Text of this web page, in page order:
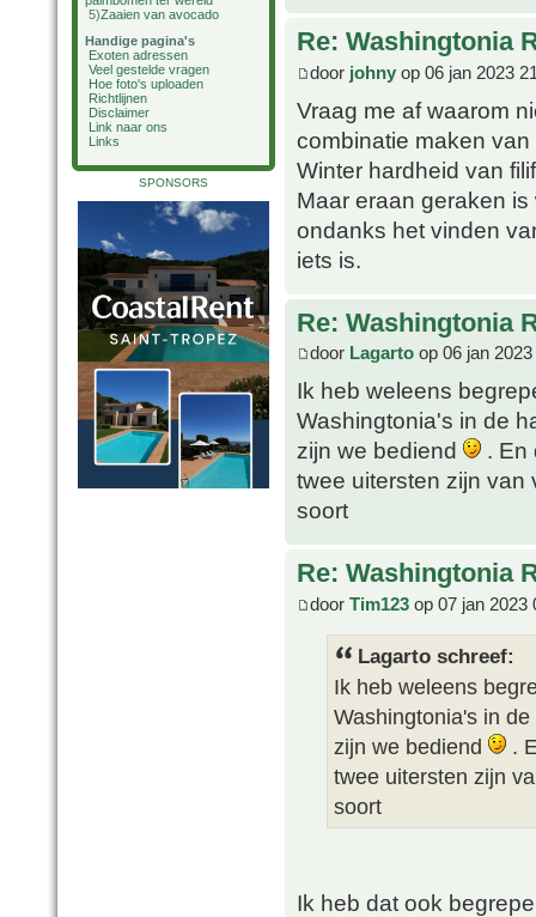
5)Zaaien van avocado
Handige pagina's
Exoten adressen
Veel gestelde vragen
Hoe foto's uploaden
Richtlijnen
Disclaimer
Link naar ons
Links
SPONSORS
Re: Washingtonia
door johny op 06 jan 2023
Vraag me af waarom
combinatie maken
Winter hardheid van
Maar eraan geraken
ondanks het vinden
iets is.
Re: Washingtonia
door Lagarto op 06 jan
Ik heb weleens
Washingtonia's in de
zijn we bediend
. En
twee uitersten zijn
soort
Re: Washingtonia
door Tim123 op 07 jan 2023
Lagarto schreef:
Ik heb weleens
Washingtonia's in
zijn we bediend
.
twee uitersten zijn
soort
Ik heb dat ook